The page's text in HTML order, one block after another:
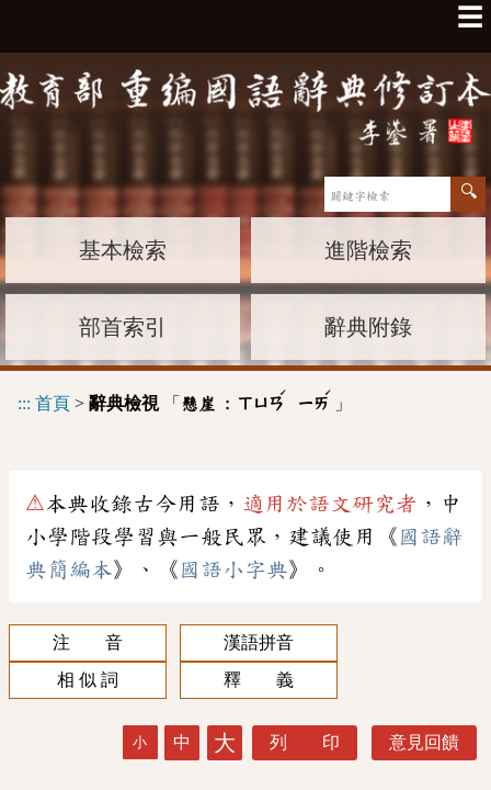
☰
基本檢索 進階檢索
部首索引 辭典附錄
::: 首頁 > 辭典檢視「 懸崖 : ㄒㄩㄢ
ˊ
ㄧㄞ
ˊ
」
⚠本典收錄古今用語， 適用於語文研究者 ，中
小學階段學習與一般民眾，建議使用《 國語辭
典簡編本》、《 國語小字典》。
注 音
漢語拼音
相 似 詞
釋 義
小 中 大 列 印 意見回饋